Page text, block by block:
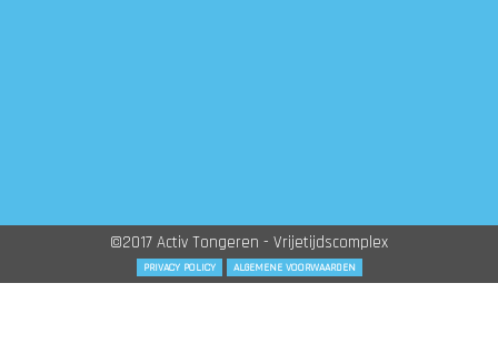
©2017 Activ Tongeren - Vrijetijdscomplex
PRIVACY POLICY ALGEMENE VOORWAARDEN